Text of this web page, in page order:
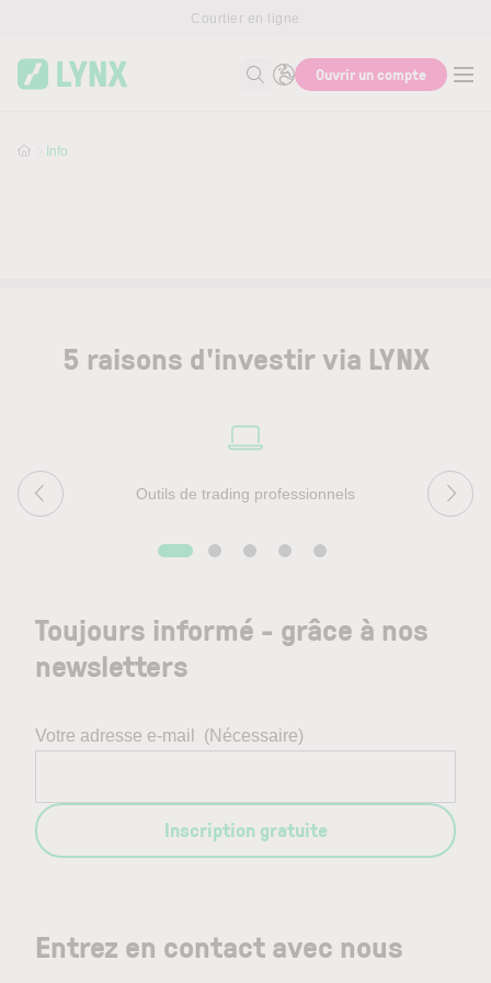
Courtier en ligne
RechercheOuvrir un compte
Info
5 raisons d'investir via LYNX
Outils de trading professionnels
Entrez en contact avec nous
Toujours informé - grâce à nos
newsletters
Votre adresse e-mail (Nécessaire)
Inscription gratuite